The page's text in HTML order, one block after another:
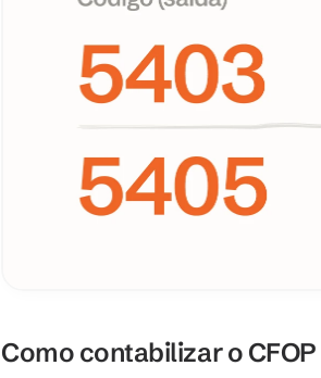
Como contabilizar o